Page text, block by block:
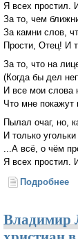
Я всех простил.
За то, чем
За камни слов,
Прости, Отец! И
За то, что на
(Когда бы дел
И все мои слова
Что мне покажут
Пылал очаг, но,
И только
...А всё, о чём
Я всех простил.
Подробнее
Владимир